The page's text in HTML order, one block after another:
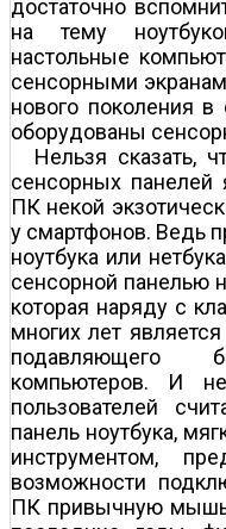
достаточно
на тему
настольные
сенсорными
нового поколения в
оборудованы
Нельзя сказать,
сенсорных панелей
ПК некой
у смартфонов. Ведь
ноутбука или
сенсорной панелью
которая наряду с
многих лет
подавляющего
компьютеров. И
пользователей
панель ноутбука,
инструментом,
возможности
ПК привычную